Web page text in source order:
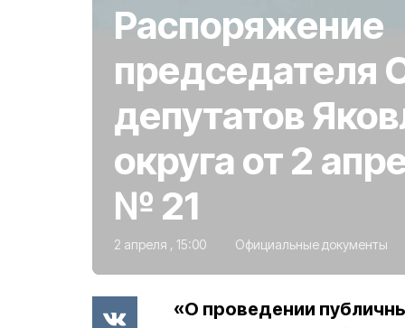
Распоряжение
председателя
депутатов
округа от 2
№ 21
2 апреля , 15:00 Официальные документы
«О проведении